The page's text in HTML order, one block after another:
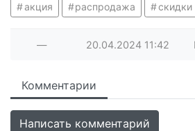
акция распродажа скидки
— 20.04.2024 11:42
Комментарии
Написать комментарий